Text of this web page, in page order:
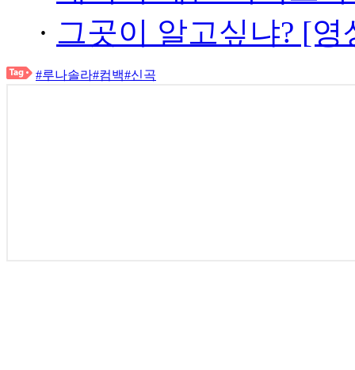
· 그곳이 알고싶냐? [
#루나솔라#컴백#신곡